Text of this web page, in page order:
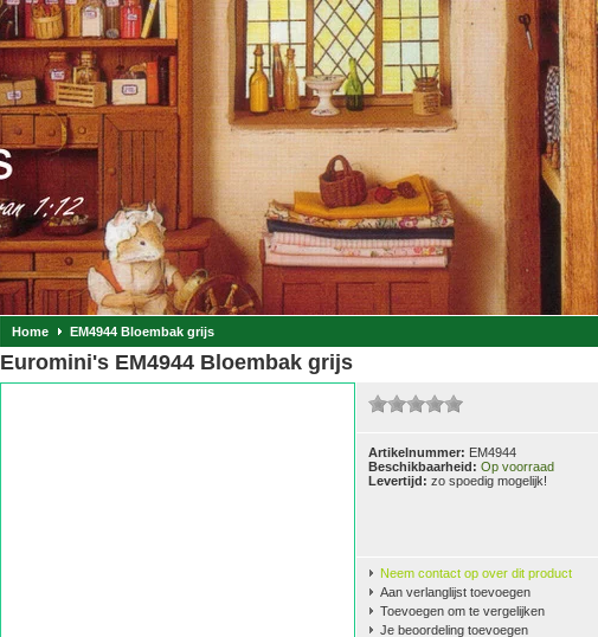
Home EM4944 Bloembak grijs
Euromini's EM4944 Bloembak grijs
Artikelnummer: EM4944
Beschikbaarheid: Op voorraad
Levertijd: zo spoedig mogelijk!
Neem contact op over dit product
Aan verlanglijst toevoegen
Toevoegen om te vergelijken
Je beoordeling toevoegen